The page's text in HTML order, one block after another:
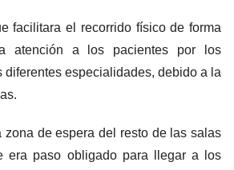
facilitara el recorrido físico de forma
atención a los pacientes por los
diferentes especialidades, debido a la
zona de espera del resto de las salas
era paso obligado para llegar a los